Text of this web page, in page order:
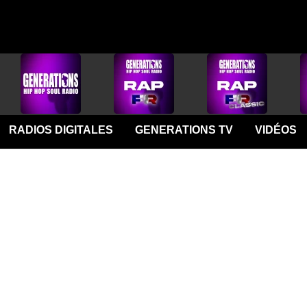
RADIOS DIGITALES GENERATIONS TV VIDÉOS